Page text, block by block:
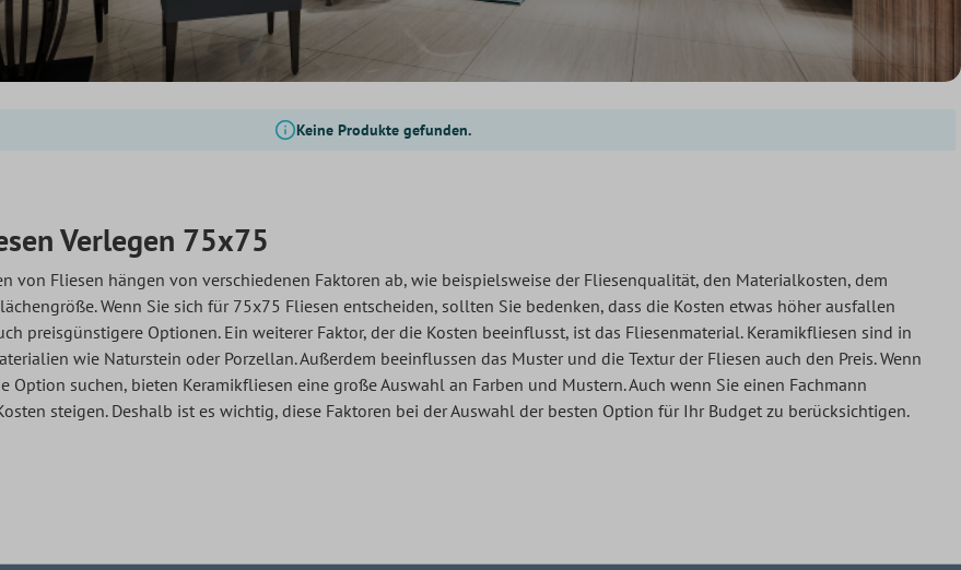
Keine Produkte gefunden.
Verlegen 75x75
von Fliesen hängen von verschiedenen Faktoren ab, wie beispielsweise der Fliesenqualität, den Materialkosten, dem
Wenn Sie sich für 75x75 Fliesen entscheiden, sollten Sie bedenken, dass die Kosten etwas höher ausfallen
preisgünstigere Optionen. Ein weiterer Faktor, der die Kosten beeinflusst, ist das Fliesenmaterial. Keramikfliesen sind in
wie Naturstein oder Porzellan. Außerdem beeinflussen das Muster und die Textur der Fliesen auch den Preis. Wenn
Option suchen, bieten Keramikfliesen eine große Auswahl an Farben und Mustern. Auch wenn Sie einen Fachmann
steigen. Deshalb ist es wichtig, diese Faktoren bei der Auswahl der besten Option für Ihr Budget zu berücksichtigen.